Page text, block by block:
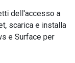
dell'accesso a
scarica e installa
e Surface per